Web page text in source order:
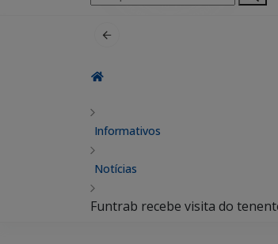
por:
Informativos
Notícias
Funtrab recebe visita do